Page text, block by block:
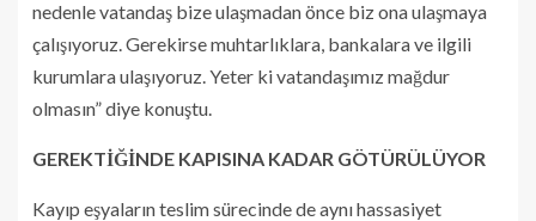
nedenle vatandaş bize ulaşmadan önce biz ona ulaşmaya
çalışıyoruz. Gerekirse muhtarlıklara, bankalara ve ilgili
kurumlara ulaşıyoruz. Yeter ki vatandaşımız mağdur
olmasın” diye konuştu.
GEREKTİĞİNDE KAPISINA KADAR GÖTÜRÜLÜYOR
Kayıp eşyaların teslim sürecinde de aynı hassasiyet